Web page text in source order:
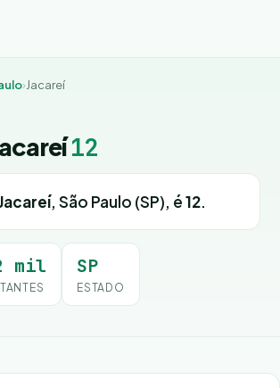
›Jacareí
12
, São Paulo (SP), é12.
mil SP
ESTADO